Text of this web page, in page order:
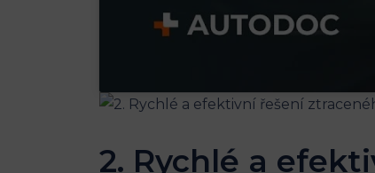
2. Rychlé a